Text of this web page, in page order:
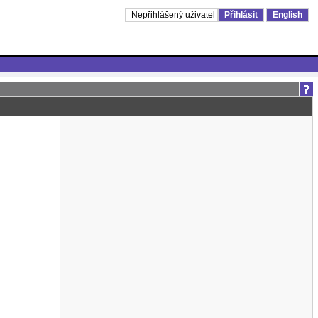
Nepřihlášený uživatel Přihlásit English